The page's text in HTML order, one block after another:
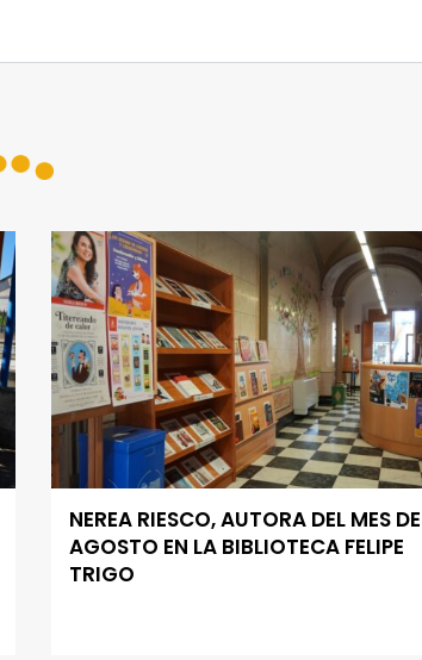
NEREA RIESCO, AUTORA DEL MES DE
AGOSTO EN LA BIBLIOTECA FELIPE
TRIGO